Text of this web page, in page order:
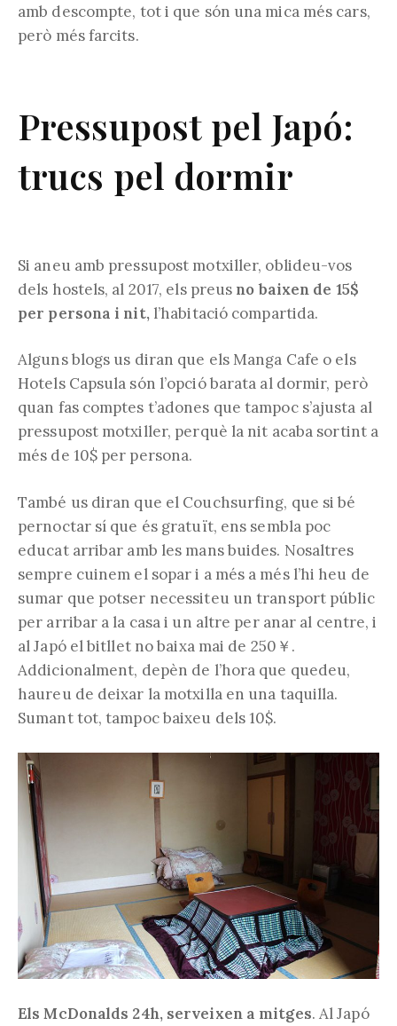
amb descompte, tot i que són una mica més cars,
però més farcits.
Pressupost pel Japó:
trucs pel dormir
Si aneu amb pressupost motxiller, oblideu-vos
dels hostels, al 2017, els preus no baixen de 15$
per persona i nit,l’habitació compartida.
Alguns blogs us diran que els Manga Cafe o els
Hotels Capsula són l’opció barata al dormir, però
quan fas comptes t’adones que tampoc s’ajusta al
pressupost motxiller, perquè la nit acaba sortint a
més de 10$ per persona.
També us diran que el Couchsurfing, que si bé
pernoctar sí que és gratuït, ens sembla poc
educat arribar amb les mans buides. Nosaltres
sempre cuinem el sopar i a més a més l’hi heu de
sumar que potser necessiteu un transport públic
per arribar a la casa i un altre per anar al centre, i
al Japó el bitllet no baixa mai de 250￥.
Addicionalment, depèn de l’hora que quedeu,
haureu de deixar la motxilla en una taquilla.
Sumant tot, tampoc baixeu dels 10$.
Els McDonalds 24h, serveixen a mitges. Al Japó